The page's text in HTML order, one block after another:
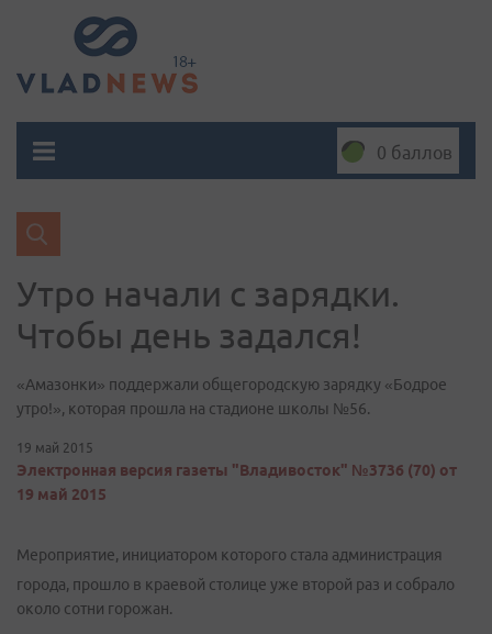
0 баллов
Утро начали с зарядки.
Чтобы день задался!
«Амазонки» поддержали общегородскую зарядку «Бодрое
утро!», которая прошла на стадионе школы №56.
19 май 2015
Электронная версия газеты "Владивосток" №3736 (70) от
19 май 2015
Мероприятие, инициатором которого стала администрация
города, прошло в краевой столице уже второй раз и собрало
около сотни горожан.